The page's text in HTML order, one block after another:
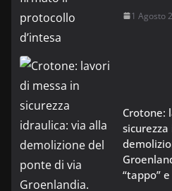
1 Agosto
Crotone:
“tappo”